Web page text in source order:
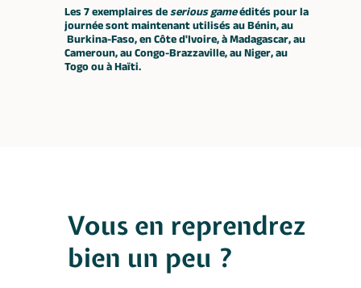
Les 7 exemplaires deserious gameédités pour la
journée sont maintenant utilisés au Bénin, au
Burkina-Faso, en Côte d'Ivoire, à Madagascar, au
Cameroun, au Congo-Brazzaville, au Niger, au
Togo ou à Haïti.
Vous en reprendrez
bien un peu ?